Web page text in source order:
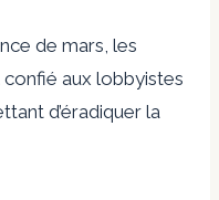
de mars, les
aux lobbyistes
d’éradiquer la